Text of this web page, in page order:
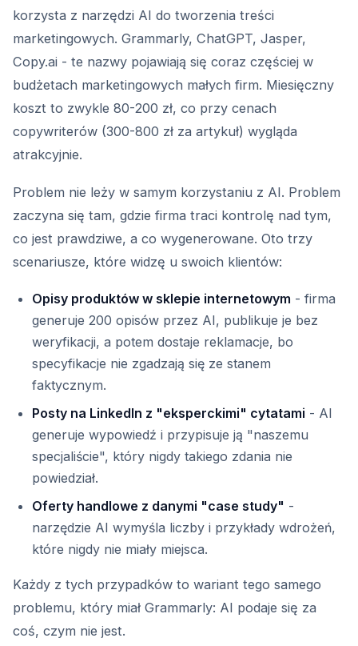
korzysta z narzędzi AI do tworzenia treści
marketingowych. Grammarly, ChatGPT, Jasper,
Copy.ai - te nazwy pojawiają się coraz częściej w
budżetach marketingowych małych firm. Miesięczny
koszt to zwykle 80-200 zł, co przy cenach
copywriterów (300-800 zł za artykuł) wygląda
atrakcyjnie.
Problem nie leży w samym korzystaniu z AI. Problem
zaczyna się tam, gdzie firma traci kontrolę nad tym,
co jest prawdziwe, a co wygenerowane. Oto trzy
scenariusze, które widzę u swoich klientów:
Opisy produktów w sklepie internetowym - firma
generuje 200 opisów przez AI, publikuje je bez
weryfikacji, a potem dostaje reklamacje, bo
specyfikacje nie zgadzają się ze stanem
faktycznym.
Posty na LinkedIn z "eksperckimi" cytatami - AI
generuje wypowiedź i przypisuje ją "naszemu
specjaliście", który nigdy takiego zdania nie
powiedział.
Oferty handlowe z danymi "case study" -
narzędzie AI wymyśla liczby i przykłady wdrożeń,
które nigdy nie miały miejsca.
Każdy z tych przypadków to wariant tego samego
problemu, który miał Grammarly: AI podaje się za
coś, czym nie jest.